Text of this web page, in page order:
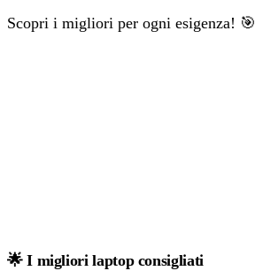
Scopri i migliori per ogni esigenza! 🎯
🌟 I migliori laptop consigliati